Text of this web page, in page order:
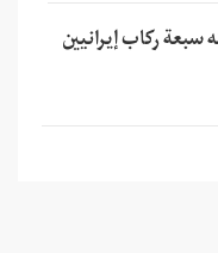
ركاب إيرانيين